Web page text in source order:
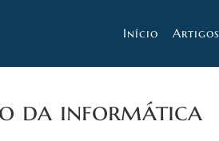
Início Artigos
da informática